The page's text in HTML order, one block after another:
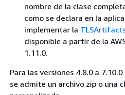
nombre de la clase
como se declara en la
implementar la
disponible a partir de la
1.11.0.
Para las versiones 4.8.0 a
se admite un archivo.zip o una